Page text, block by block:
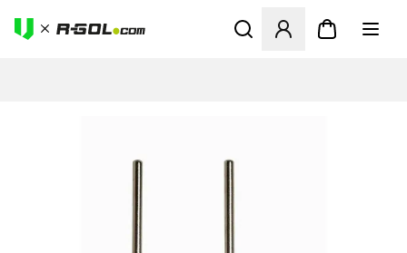
Megnyit egy modált a